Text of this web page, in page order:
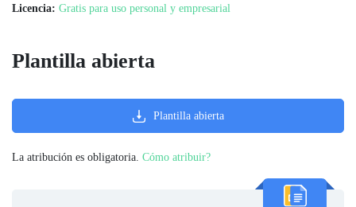
Licencia: Gratis para uso personal y empresarial
Plantilla abierta
Plantilla abierta
La atribución es obligatoria. Cómo atribuir?